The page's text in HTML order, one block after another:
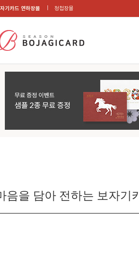
기카드 연하장몰 청첩장몰
음을 담아 전하는 보자기